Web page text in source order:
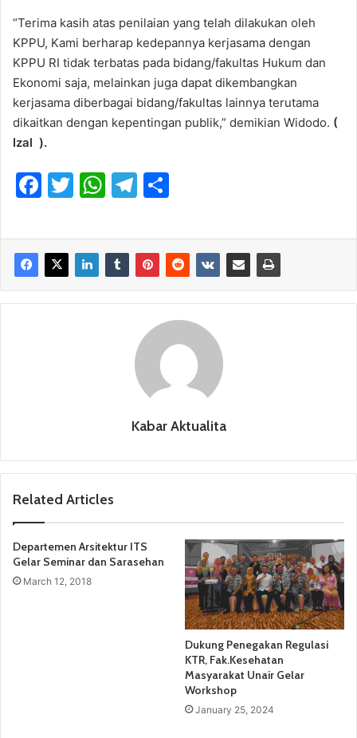
“Terima kasih atas penilaian yang telah dilakukan oleh
KPPU, Kami berharap kedepannya kerjasama dengan
KPPU RI tidak terbatas pada bidang/fakultas Hukum dan
Ekonomi saja, melainkan juga dapat dikembangkan
kerjasama diberbagai bidang/fakultas lainnya terutama
dikaitkan dengan kepentingan publik,” demikian Widodo. (
Izal ).
F
c
e
b
o
T
itt
er
W
at
s
A
p
T
e
gr
a
m
ar
e
Kabar Aktualita
Related Articles
Departemen Arsitektur ITS
Gelar Seminar dan Sarasehan
March 12, 2018
Dukung Penegakan Regulasi
KTR, Fak.Kesehatan
Masyarakat Unair Gelar
Workshop
January 25, 2024